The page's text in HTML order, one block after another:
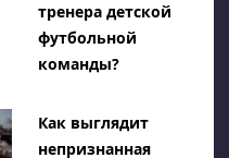
тренера детской
футбольной
команды?
Как выглядит
непризнанная